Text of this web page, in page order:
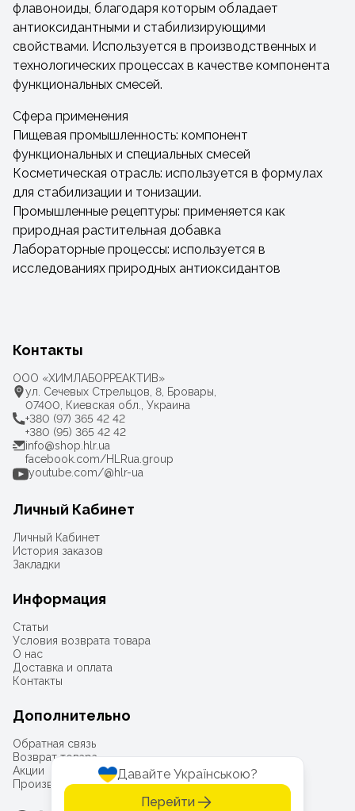
Давайте Українською?
Перейти
флавоноиды, благодаря которым обладает
антиоксидантными и стабилизирующими
свойствами. Используется в производственных и
технологических процессах в качестве компонента
функциональных смесей.
Сфера применения
Пищевая промышленность: компонент
функциональных и специальных смесей
Косметическая отрасль: используется в формулах
для стабилизации и тонизации.
Промышленные рецептуры: применяется как
природная растительная добавка
Лабораторные процессы: используется в
исследованиях природных антиоксидантов
Контакты
ООО «ХИМЛАБОРРЕАКТИВ»
ул. Сечевых Стрельцов, 8, Бровары,
07400, Киевская обл., Украина
+380 (97) 365 42 42
+380 (95) 365 42 42
info@shop.hlr.ua
facebook.com/HLRua.group
youtube.com/@hlr-ua
Личный Кабинет
Личный Кабинет
История заказов
Закладки
Информация
Статьи
Условия возврата товара
О нас
Доставка и оплата
Контакты
Дополнительно
Обратная связь
Возврат товара
Акции
Производители